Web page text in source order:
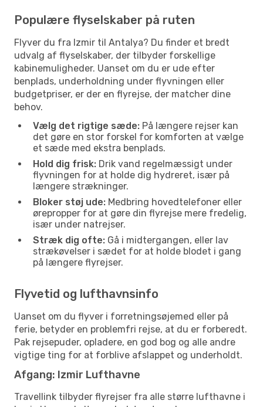
Populære flyselskaber på ruten
Flyver du fra Izmir til Antalya? Du finder et bredt
udvalg af flyselskaber, der tilbyder forskellige
kabinemuligheder. Uanset om du er ude efter
benplads, underholdning under flyvningen eller
budgetpriser, er der en flyrejse, der matcher dine
behov.
Vælg det rigtige sæde: På længere rejser kan
det gøre en stor forskel for komforten at vælge
et sæde med ekstra benplads.
Hold dig frisk: Drik vand regelmæssigt under
flyvningen for at holde dig hydreret, især på
længere strækninger.
Bloker støj ude: Medbring hovedtelefoner eller
ørepropper for at gøre din flyrejse mere fredelig,
især under natrejser.
Stræk dig ofte: Gå i midtergangen, eller lav
strækøvelser i sædet for at holde blodet i gang
på længere flyrejser.
Flyvetid og lufthavnsinfo
Uanset om du flyver i forretningsøjemed eller på
ferie, betyder en problemfri rejse, at du er forberedt.
Pak rejsepuder, opladere, en god bog og alle andre
vigtige ting for at forblive afslappet og underholdt.
Afgang: Izmir Lufthavne
Travellink tilbyder flyrejser fra alle større lufthavne i